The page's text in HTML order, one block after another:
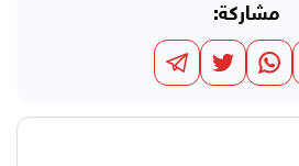
مشاركة: